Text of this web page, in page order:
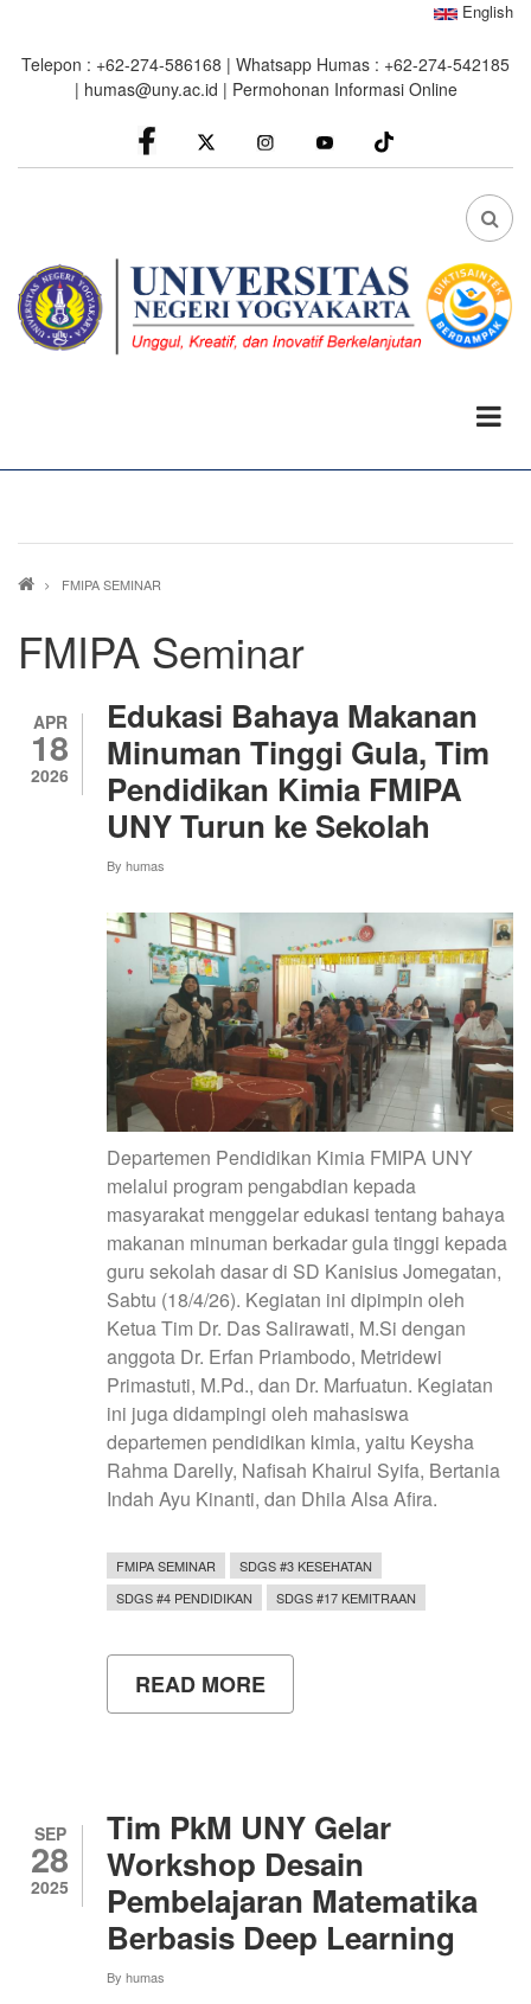
main
English
Telepon : +62-274-586168 | Whatsapp Humas : +62-274-542185
| humas@uny.ac.id | Permohonan Informasi Online
facebook
Instagram youtube
FA
Breadcrumb
FMIPA SEMINAR
FMIPA Seminar
APR
18
2026
Edukasi Bahaya Makanan
Minuman Tinggi Gula, Tim
Pendidikan Kimia FMIPA
UNY Turun ke Sekolah
By humas
Departemen Pendidikan Kimia FMIPA UNY
melalui program pengabdian kepada
masyarakat menggelar edukasi tentang bahaya
makanan minuman berkadar gula tinggi kepada
guru sekolah dasar di SD Kanisius Jomegatan,
Sabtu (18/4/26). Kegiatan ini dipimpin oleh
Ketua Tim Dr. Das Salirawati, M.Si dengan
anggota Dr. Erfan Priambodo, Metridewi
Primastuti, M.Pd., dan Dr. Marfuatun. Kegiatan
ini juga didampingi oleh mahasiswa
departemen pendidikan kimia, yaitu Keysha
Rahma Darelly, Nafisah Khairul Syifa, Bertania
Indah Ayu Kinanti, dan Dhila Alsa Afira.
FMIPA SEMINAR
SDGS #3 KESEHATAN
SDGS #4 PENDIDIKAN
SDGS #17 KEMITRAAN
READ MORE
EDUKASI
GULA,
TIM
PENDIDIKAN
KIMIA
FMIPA
UNY
TURUN
SEP
28
2025
Tim PkM UNY Gelar
Workshop Desain
Pembelajaran Matematika
Berbasis Deep Learning
By humas